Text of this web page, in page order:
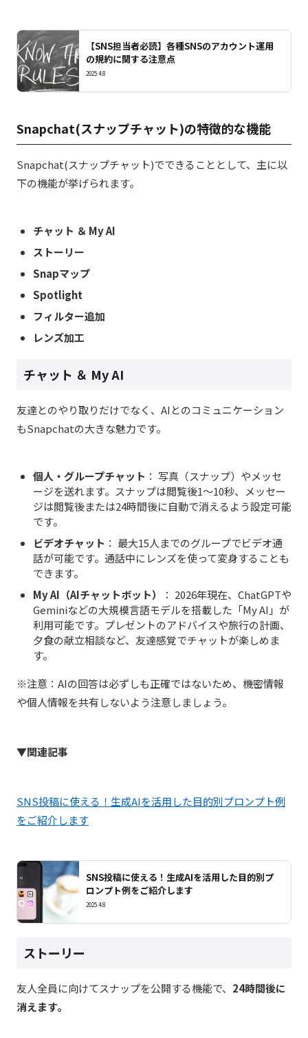
【SNS担当者必読】各種SNSのアカウント運用
の規約に関する注意点
2025.4.8
Snapchat(スナップチャット)の特徴的な機能
Snapchat(スナップチャット)でできることとして、主に以
下の機能が挙げられます。
チャット ＆ My AI
ストーリー
Snapマップ
Spotlight
フィルター追加
レンズ加工
チャット ＆ My AI
友達とのやり取りだけでなく、AIとのコミュニケーション
もSnapchatの大きな魅力です。
個人・グループチャット ： 写真（スナップ）やメッセ
ージを送れます。スナップは閲覧後1〜10秒、メッセー
ジは閲覧後または24時間後に自動で消えるよう設定可能
です。
ビデオチャット ： 最大15人までのグループでビデオ通
話が可能です。通話中にレンズを使って変身することも
できます。
My AI （AIチャットボット） ： 2026年現在、ChatGPTや
Geminiなどの大規模言語モデルを搭載した「My AI」が
利用可能です。プレゼントのアドバイスや旅行の計画、
夕食の献立相談など、友達感覚でチャットが楽しめま
す。
※注意：AIの回答は必ずしも正確ではないため、機密情報
や個人情報を共有しないよう注意しましょう。
▼関連記事
SNS投稿に使える！生成AIを活用した目的別プロンプト例
をご紹介します
SNS投稿に使える！生成AIを活用した目的別プ
ロンプト例をご紹介します
2025.4.8
ストーリー
友人全員に向けてスナップを公開する機能で、 24時間後に
消えます。